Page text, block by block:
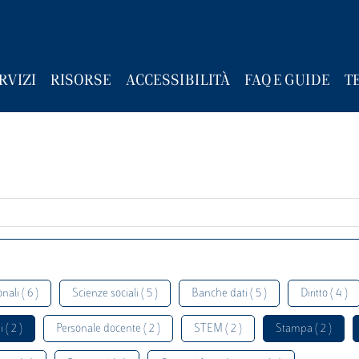
RISORSE ACCESSIBILITÀ FAQ E GUIDE
( 6 ) Scienze sociali ( 5 ) Banche dati ( 5 ) Diritto ( 4 )
( 2 ) Personale docente ( 2 ) STEM ( 2 ) Stampa ( 2 )